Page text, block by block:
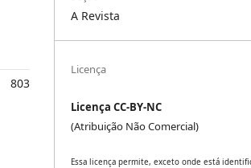
803
A Revista
Licença
Licença CC-BY-NC
(Atribuição Não Comercial)
Essa licença permite, exceto onde está